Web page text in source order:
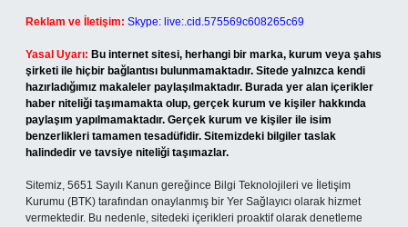
Reklam ve İletişim: Skype: live:.cid.575569c608265c69
Yasal Uyarı: Bu internet sitesi, herhangi bir marka, kurum veya şahıs
şirketi ile hiçbir bağlantısı bulunmamaktadır. Sitede yalnızca kendi
hazırladığımız makaleler paylaşılmaktadır. Burada yer alan içerikler
haber niteliği taşımamakta olup, gerçek kurum ve kişiler hakkında
paylaşım yapılmamaktadır. Gerçek kurum ve kişiler ile isim
benzerlikleri tamamen tesadüfidir. Sitemizdeki bilgiler taslak
halindedir ve tavsiye niteliği taşımazlar.
Sitemiz, 5651 Sayılı Kanun gereğince Bilgi Teknolojileri ve İletişim
Kurumu (BTK) tarafından onaylanmış bir Yer Sağlayıcı olarak hizmet
vermektedir. Bu nedenle, sitedeki içerikleri proaktif olarak denetleme